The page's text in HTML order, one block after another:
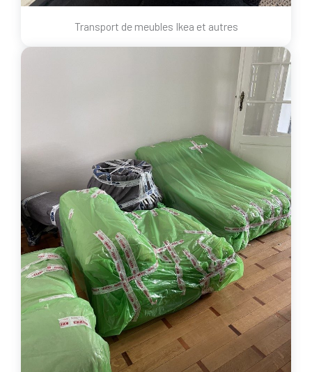
Transport de meubles Ikea et autres